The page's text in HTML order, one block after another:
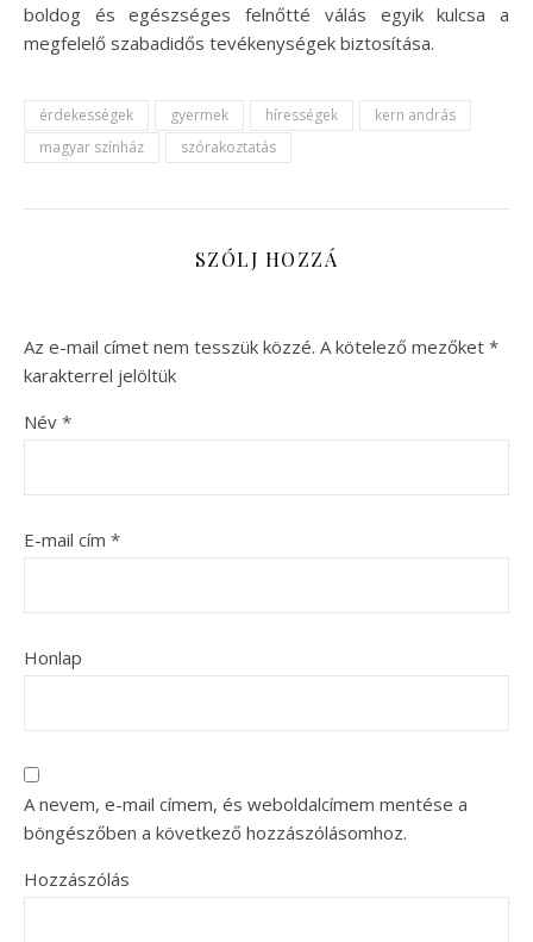
boldog és egészséges felnőtté válás egyik kulcsa a
megfelelő szabadidős tevékenységek biztosítása.
érdekességek gyermek hírességek
kern andrás
magyar színház
szórakoztatás
SZÓLJ HOZZÁ
Az e-mail címet nem tesszük közzé. A kötelező mezőket *
karakterrel jelöltük
Név *
E-mail cím *
Honlap
A nevem, e-mail címem, és weboldalcímem mentése a
böngészőben a következő hozzászólásomhoz.
Hozzászólás